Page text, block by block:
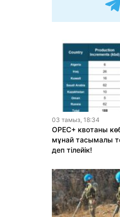
03 тамыз, 18:34
OPEC+ квотаны
мұнай тасымалы
деп тілейік!